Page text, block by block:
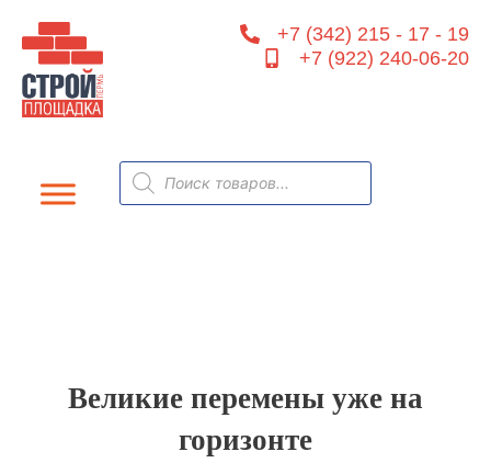
содержимому
+7 (342) 215 - 17 - 19
+7 (922) 240-06-20
Поиск
товаров
Великие перемены уже на
горизонте